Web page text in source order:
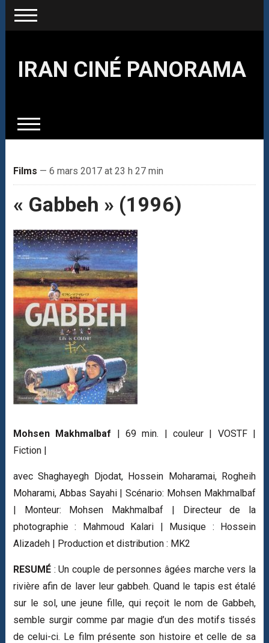
IRAN CINÉ PANORAMA
Films — 6 mars 2017 at 23 h 27 min
« Gabbeh » (1996)
Mohsen Makhmalbaf | 69 min. | couleur | VOSTF |
Fiction |
avec Shaghayegh Djodat, Hossein Moharamai, Rogheih
Moharami, Abbas Sayahi | Scénario: Mohsen Makhmalbaf
| Monteur: Mohsen Makhmalbaf | Directeur de la
photographie : Mahmoud Kalari | Musique : Hossein
Alizadeh | Production et distribution : MK2
RESUMÉ : Un couple de personnes âgées marche vers la
rivière afin de laver leur gabbeh. Quand le tapis est étalé
sur le sol, une jeune fille, qui reçoit le nom de Gabbeh,
semble surgir comme par magie d’un des motifs tissés
de celui-ci. Le film présente son histoire et celle de sa